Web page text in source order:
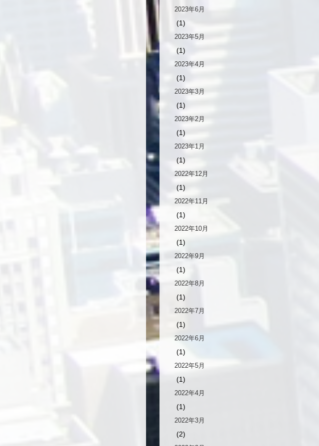
2023年6月
(1)
2023年5月
(1)
2023年4月
(1)
2023年3月
(1)
2023年2月
(1)
2023年1月
(1)
2022年12月
(1)
2022年11月
(1)
2022年10月
(1)
2022年9月
(1)
2022年8月
(1)
2022年7月
(1)
2022年6月
(1)
2022年5月
(1)
2022年4月
(1)
2022年3月
(2)